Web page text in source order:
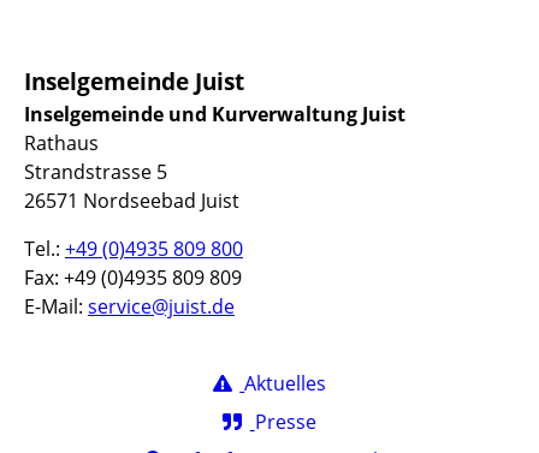
Inselgemeinde Juist
Inselgemeinde und Kurverwaltung Juist
Rathaus
Strandstrasse 5
26571 Nordseebad Juist
Tel.: +49 (0)4935 809 800
Fax: +49 (0)4935 809 809
E-Mail: service@juist.de
Aktuelles
Presse